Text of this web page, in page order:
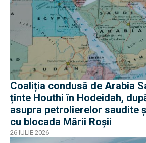
Coaliția condusă de Arabia
ținte Houthi în Hodeidah,
asupra petrolierelor saudite
cu blocada Mării Roșii
26 IULIE 2026